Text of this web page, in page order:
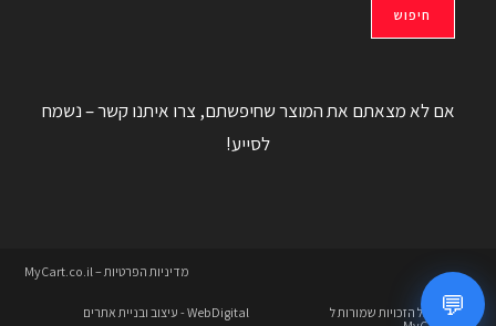
חיפוש
אם לא מצאתם את המוצר שחיפשתם, צרו איתנו קשר – נשמח
לסייע!
מדיניות הפרטיות – MyCart.co.il
© 2026 כל הזכויות שמורות ל
WebDigital- עיצוב ובניית אתרים 💬